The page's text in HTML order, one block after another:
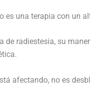
es una terapia con un
de radiestesia, su
afectando, no es